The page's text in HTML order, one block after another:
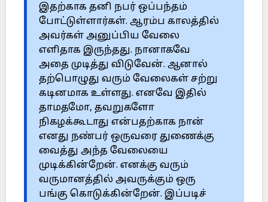
இதற்காக தனி நபர் ஒப்பந்தம்
போட்டுள்ளார்கள். ஆரம்ப காலத்தில்
அவர்கள் அனுப்பிய வேலை
எளிதாக இருந்தது. நானாகவே
அதை முடித்து விடுவேன். ஆனால்
தற்பொழுது வரும் வேலைகள் சற்று
கடினமாக உள்ளது. எனவே இதில்
தாமதமோ, தவறுகளோ
நிகழக்கூடாது என்பதற்காக நான்
எனது நண்பர் ஒருவரை துணைக்கு
வைத்து அந்த வேலையை
முடிக்கின்றேன். எனக்கு வரும்
வருமானத்தில் அவருக்கும் ஒரு
பங்கு கொடுக்கின்றேன். இப்படிச்